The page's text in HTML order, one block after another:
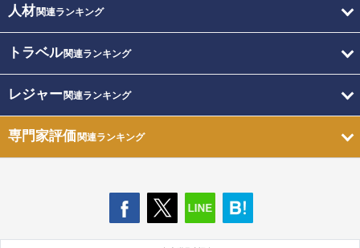
人材関連ランキング
トラベル関連ランキング
レジャー関連ランキング
専門家評価関連ランキング